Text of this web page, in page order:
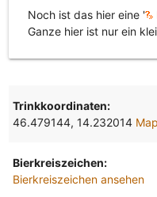
Noch ist das hier eine '
Ganze hier ist nur ein
Trinkkoordinaten:
46.479144, 14.232014 Map
Bierkreiszeichen:
Bierkreiszeichen ansehen